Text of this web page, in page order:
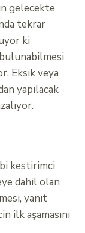
gelecekte
tekrar
ki
Eksik veya
yapılacak
kestirimci
dahil olan
yanıt
ilk aşamasını